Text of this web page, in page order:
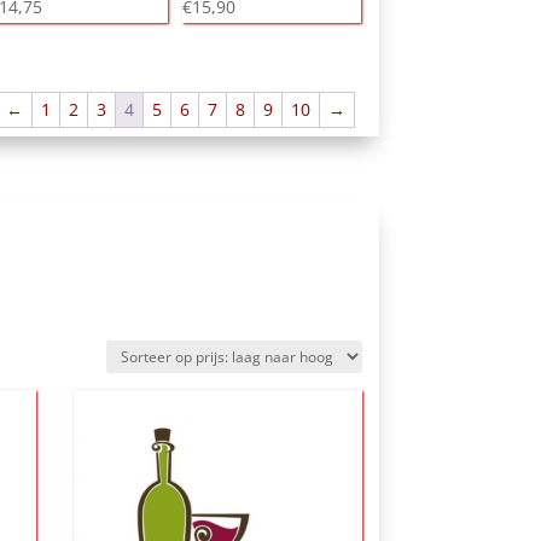
€15,90
← 1 2 3 4 5 6 7 8 9 10 →